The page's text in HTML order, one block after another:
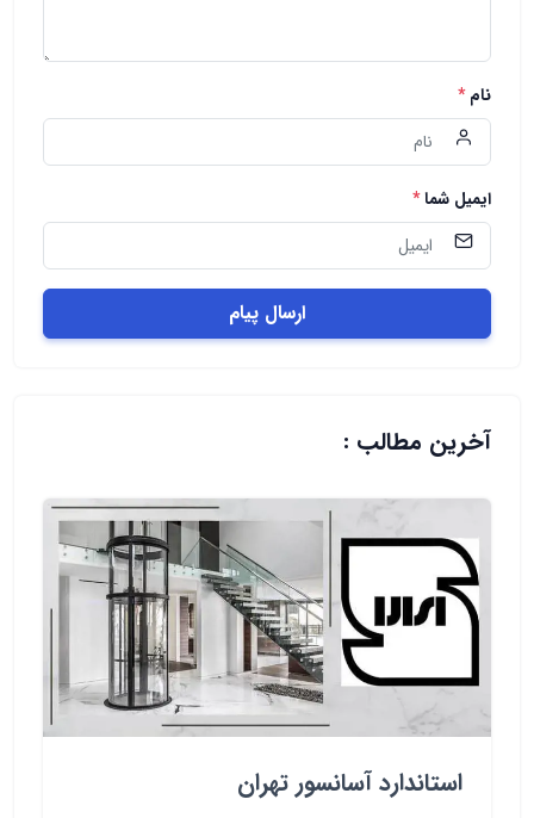
نام*
ایمیل شما*
ارسال پیام
آخرین مطالب :
استاندارد آسانسور تهران